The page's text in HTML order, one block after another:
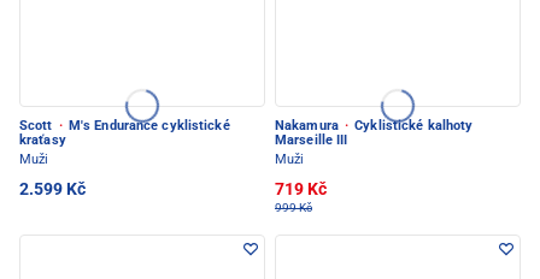
Scott · M's Endurance cyklistické
kraťasy
Muži
2.599 Kč
Nakamura · Cyklistické kalhoty
Marseille III
Muži
719 Kč
999 Kč